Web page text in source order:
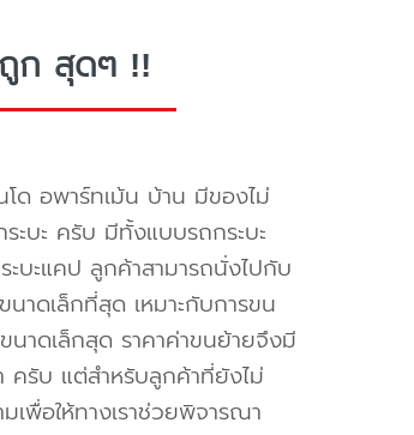
ก สุดๆ !!
อพาร์ทเม้น บ้าน มีของไม่
ระบะ ครับ มีทั้งแบบรถกระบะ
บะแคป ลูกค้าสามารถนั่งไปกับ
าดเล็กที่สุด เหมาะกับการขน
าดเล็กสุด ราคาค่าขนย้ายจึงมี
รับ แต่สำหรับลูกค้าที่ยังไม่
พื่อให้ทางเราช่วยพิจารณา